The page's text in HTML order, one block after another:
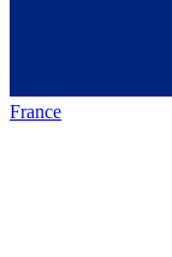
France